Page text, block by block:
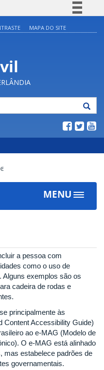
Legislação
Canais
MAPA DO SITE
MENU
Toggle
a pessoa com
como o uso de
exemplos são os
cadeira de rodas e
principalmente às
Content Accessibility Guide)
ao e-MAG (Modelo de
O e-MAG está alinhado
mas estabelece padrões de
governamentais.